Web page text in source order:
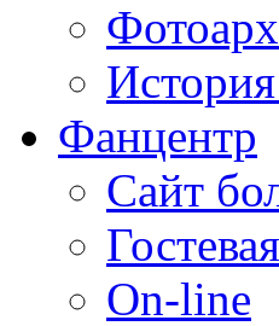
Фанцентр
Сайт
On-line